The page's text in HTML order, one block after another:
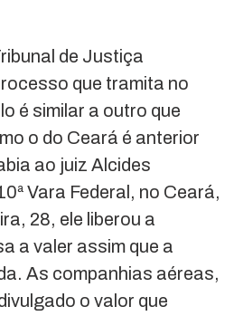
de Justiça
que tramita no
é similar a outro que
o do Ceará é anterior
ao juiz Alcides
Vara Federal, no Ceará,
28, ele liberou a
a valer assim que a
As companhias aéreas,
o valor que